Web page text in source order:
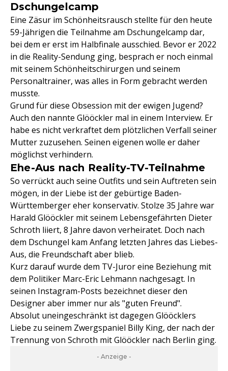
Dschungelcamp
Eine Zäsur im Schönheitsrausch stellte für den heute
59-Jährigen die Teilnahme am Dschungelcamp dar,
bei dem er erst im Halbfinale ausschied. Bevor er 2022
in die Reality-Sendung ging, besprach er noch einmal
mit seinem Schönheitschirurgen und seinem
Personaltrainer, was alles in Form gebracht werden
musste.
Grund für diese Obsession mit der ewigen Jugend?
Auch den nannte Glööckler mal in einem Interview. Er
habe es nicht verkraftet dem plötzlichen Verfall seiner
Mutter zuzusehen. Seinen eigenen wolle er daher
möglichst verhindern.
Ehe-Aus nach Reality-TV-Teilnahme
So verrückt auch seine Outfits und sein Auftreten sein
mögen, in der Liebe ist der gebürtige Baden-
Württemberger eher konservativ. Stolze 35 Jahre war
Harald Glööckler mit seinem Lebensgefährten Dieter
Schroth liiert, 8 Jahre davon verheiratet. Doch nach
dem Dschungel kam Anfang letzten Jahres das Liebes-
Aus, die Freundschaft aber blieb.
Kurz darauf wurde dem TV-Juror eine Beziehung mit
dem Politiker Marc-Eric Lehmann nachgesagt. In
seinen Instagram-Posts bezeichnet dieser den
Designer aber immer nur als "guten Freund".
Absolut uneingeschränkt ist dagegen Glööcklers
Liebe zu seinem Zwergspaniel Billy King, der nach der
Trennung von Schroth mit Glööckler nach Berlin ging.
- Anzeige -